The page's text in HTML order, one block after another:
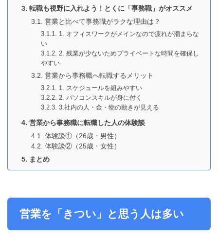
転職も視野に入れよう！とくに「事務職」がオススメ
営業と比べて事務職がラクな理由は？
1. オフィスワークがメインなので疲れが溜まらな
い
2. 残業が少ないためプライベートな時間を確保し
やすい
営業から事務職へ転職するメリット
1. スケジュールを組みやすい
2. パソコンスキルが身に付く
3.社内の人・金・物の動きが見える
営業から事務職に転職した人の体験談
体験談①（26歳・男性）
体験談②（25歳・女性）
まとめ
営業を「きつい」と思う人は多い